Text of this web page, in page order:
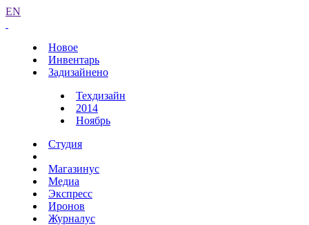
EN
Новое
Инвентарь
Задизайнено
Техдизайн
2014
Ноябрь
Студия
Магазинус
Медиа
Экспресс
Иронов
Журналус